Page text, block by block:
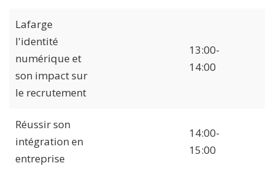
Lafarge
l'identité
numérique et
son impact sur
le recrutement
13:00-
14:00
Réussir son
intégration en
entreprise
14:00-
15:00